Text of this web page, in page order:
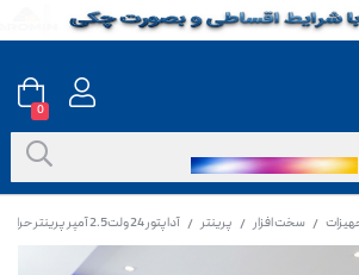
/ سخت افزار / پرینتر / آداپتور 24 ولت2.5 آمپر پرینتر حرارتی و لیبل پرینتر
0